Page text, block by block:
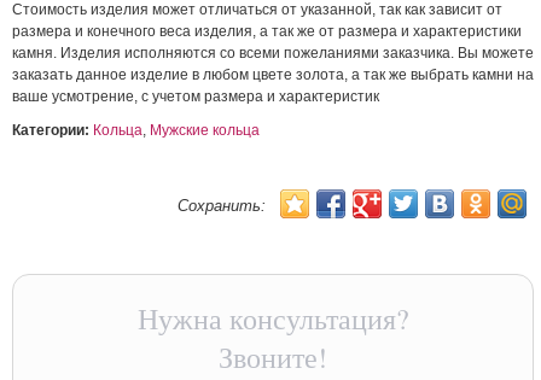
Стоимость изделия может отличаться от указанной, так как зависит от
размера и конечного веса изделия, а так же от размера и характеристики
камня. Изделия исполняются со всеми пожеланиями заказчика. Вы можете
заказать данное изделие в любом цвете золота, а так же выбрать камни на
ваше усмотрение, с учетом размера и характеристик
Категории: Кольца, Мужские кольца
Сохранить:
Нужна консультация?
Звоните!